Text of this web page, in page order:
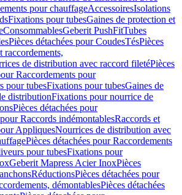
pour chauffageAccessoiresIsolations
Fixations pour tubesGaines de protection et
ConsommablesGeberit PushFitTubes
Pièces détachées pour CoudesTésPièces
raccordements,
de distribution avec raccord filetéPièces
Raccordements pour
pour tubesFixations pour tubesGaines de
distributionFixations pour nourrice de
Pièces détachées pour
Raccords indémontablesRaccords et
AppliquesNourrices de distribution avec
Pièces détachées pour Raccordements
pour tubesFixations pour
Geberit Mapress Acier InoxPièces
RéductionsPièces détachées pour
démontablesPièces détachées